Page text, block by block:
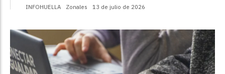
INFOHUELLA Zonales 13 de julio de 2026